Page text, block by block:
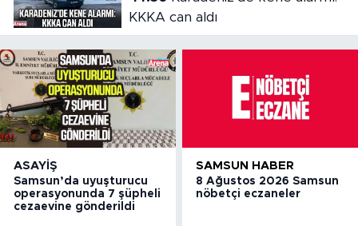
KKKA can aldı
ASAYIŞ
Samsun’da uyuşturucu
operasyonunda 7 şüpheli
cezaevine gönderildi
SAMSUN HABER
8 Ağustos 2026 Samsun
nöbetçi eczaneler